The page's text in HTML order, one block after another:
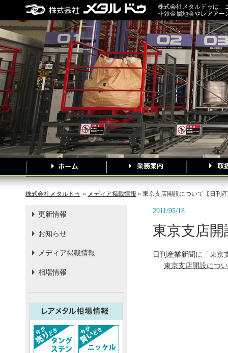
株式会社メタルドゥは、
非鉄金属地金やレアアー
株式会社メタルドゥ » メディア掲載情報 » 東京支店開設について【日刊
更新情報
お知らせ
メディア掲載情報
相場情報
2011/05/18
東京支店
日刊産業新聞に「東京
東京支店開設につ